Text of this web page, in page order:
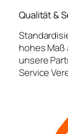
Qualität &
hohes Maß
unsere
Service